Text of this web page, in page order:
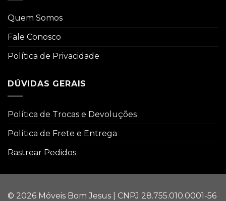
Quem Somos
Fale Conosco
Política de Privacidade
DÚVIDAS GERAIS
Política de Trocas e Devoluções
Política de Frete e Entrega
Rastrear Pedidos
© 2026 Móveis Bom Jesus | CNPJ 28.755.010.0001-56